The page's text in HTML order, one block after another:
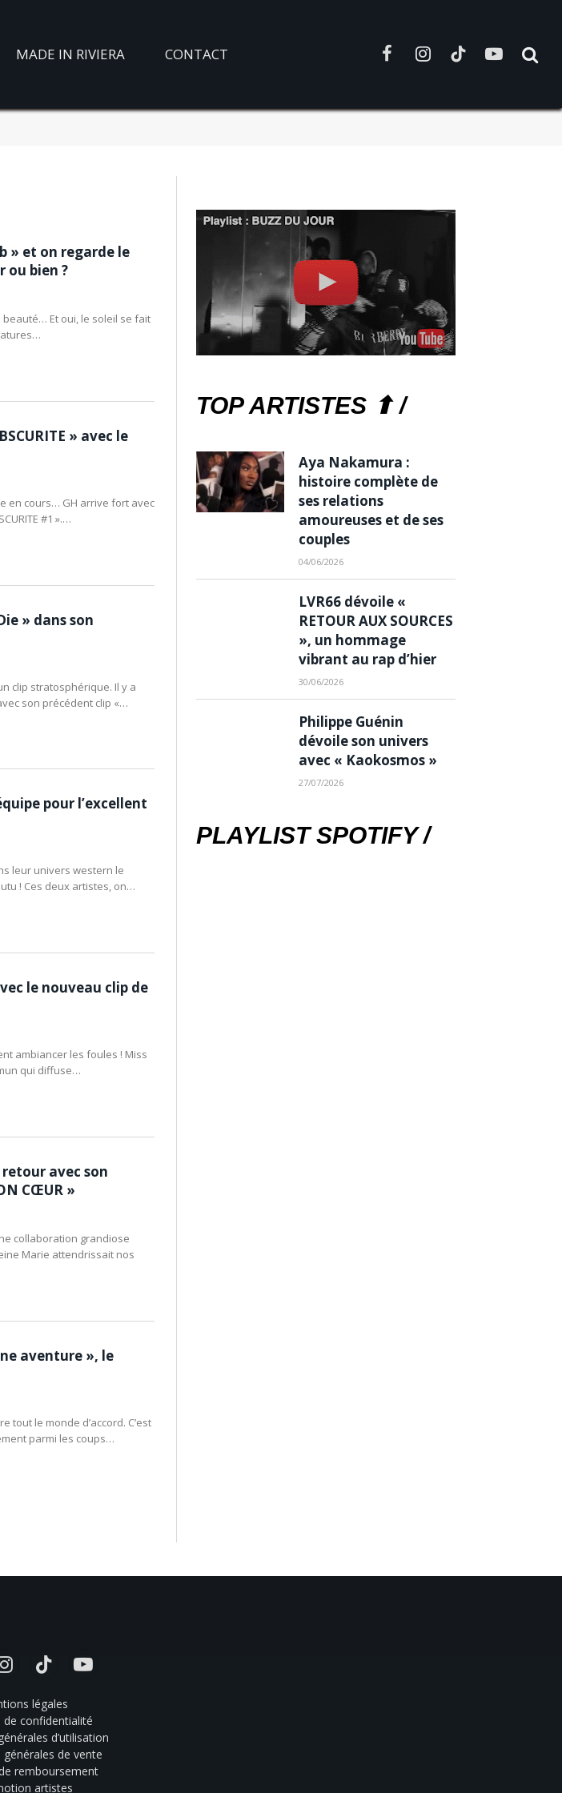
MADE IN RIVIERA CONTACT FacebookInstagramTikTokYouTube
» et on regarde le
ou bien ?
beauté… Et oui, le soleil se fait
» avec le
en cours… GH arrive fort avec
#1 ».…
» dans son
clip stratosphérique. Il y a
son précédent clip «…
pour l’excellent
leur univers western le
! Ces deux artistes, on…
le nouveau clip de
ambiancer les foules ! Miss
qui diffuse…
avec son
CŒUR »
collaboration grandiose
Marie attendrissait nos
aventure », le
tout le monde d’accord. C’est
parmi les coups…
TOP ARTISTES ⬆ /
Aya Nakamura :
histoire complète de
ses relations
amoureuses et de ses
couples
04/06/2026
LVR66 dévoile «
RETOUR AUX SOURCES
», un hommage
vibrant au rap d’hier
30/06/2026
Philippe Guénin
dévoile son univers
avec « Kaokosmos »
27/07/2026
PLAYLIST SPOTIFY /
InstagramTikTok YouTube
légales
de confidentialité
d’utilisation
de vente
remboursement
artistes